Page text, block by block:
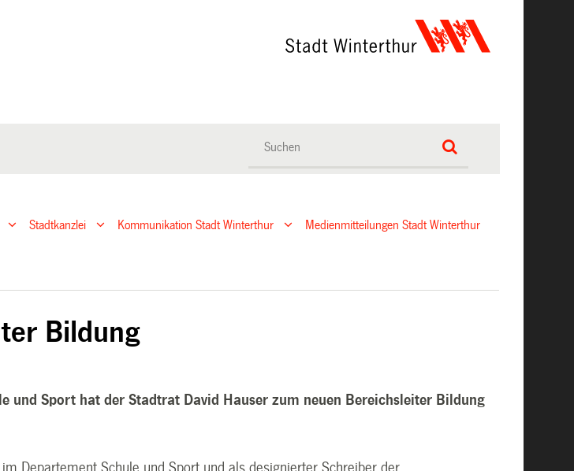
Stadtkanzlei Kommunikation Stadt Winterthur Medienmitteilungen Stadt Winterthur
Bildung
und Sport hat der Stadtrat David Hauser zum neuen Bereichsleiter Bildung